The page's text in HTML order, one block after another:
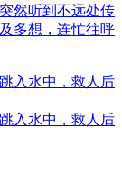
然听到不远处传
多想，连忙往呼